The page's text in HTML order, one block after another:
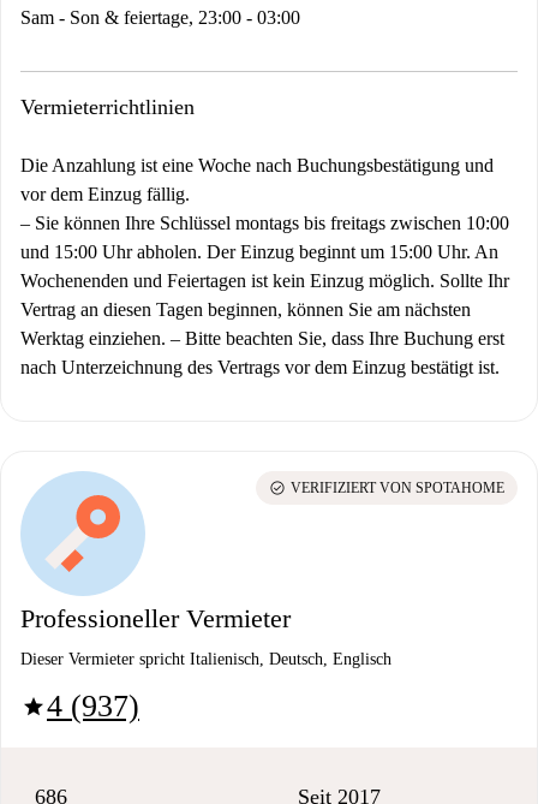
Sam - Son & feiertage, 23:00 - 03:00
Vermieterrichtlinien
Die Anzahlung ist eine Woche nach Buchungsbestätigung und
vor dem Einzug fällig.
– Sie können Ihre Schlüssel montags bis freitags zwischen 10:00
und 15:00 Uhr abholen. Der Einzug beginnt um 15:00 Uhr. An
Wochenenden und Feiertagen ist kein Einzug möglich. Sollte Ihr
Vertrag an diesen Tagen beginnen, können Sie am nächsten
Werktag einziehen. – Bitte beachten Sie, dass Ihre Buchung erst
nach Unterzeichnung des Vertrags vor dem Einzug bestätigt ist.
Professioneller Vermieter
Dieser Vermieter spricht Italienisch, Deutsch, Englisch
star4 (937)
check_circle VERIFIZIERT VON SPOTAHOME
686 Seit 2017